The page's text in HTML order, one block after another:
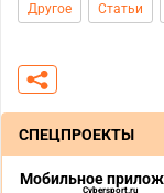
Другое Статьи
СПЕЦПРОЕКТЫ
Мобильное
Cybersport.ru